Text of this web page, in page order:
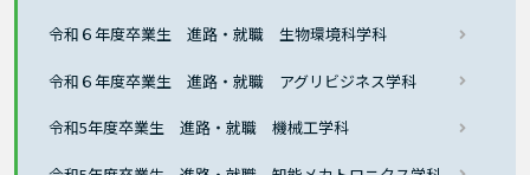
令和６年度卒業生 進路・就職 生物環境科学科
令和６年度卒業生 進路・就職 アグリビジネス学科
令和5年度卒業生 進路・就職 機械工学科